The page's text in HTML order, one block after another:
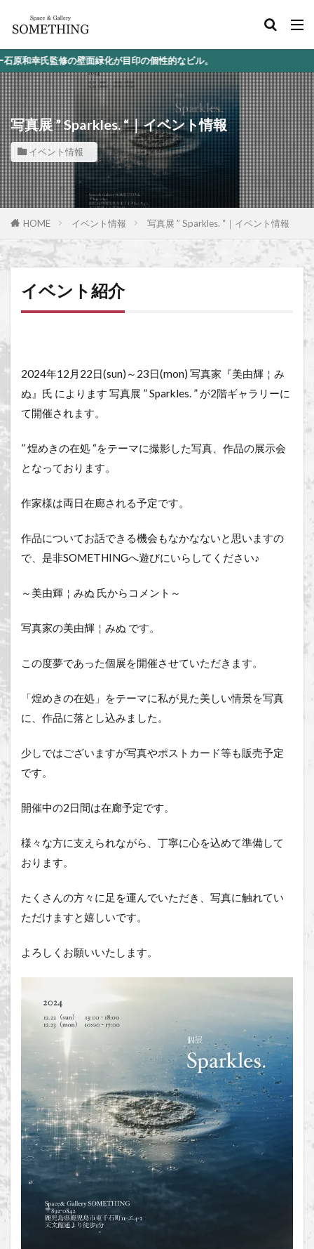
写真展 ” Sparkles. “｜イベント情報
イベント情報
HOME イベント情報 写真展 ” Sparkles. “｜イベント情報
イベント紹介
2024年12月22日(sun)～23日(mon) 写真家『美由輝￤み
ぬ』氏 によります 写真展 ” Sparkles. ” が2階ギャラリーに
て開催されます。
” 煌めきの在処 “をテーマに撮影した写真、作品の展示会
となっております。
作家様は両日在廊される予定です。
作品についてお話できる機会もなかなないと思いますの
で、是非SOMETHINGへ遊びにいらしてください♪
～美由輝￤みぬ 氏からコメント～
写真家の美由輝￤みぬ です。
この度夢であった個展を開催させていただきます。
「煌めきの在処」をテーマに私が見た美しい情景を写真
に、作品に落とし込みました。
少しではございますが写真やポストカード等も販売予定
です。
開催中の2日間は在廊予定です。
様々な方に支えられながら、丁寧に心を込めて準備して
おります。
たくさんの方々に足を運んでいただき、写真に触れてい
ただけますと嬉しいです。
よろしくお願いいたします。